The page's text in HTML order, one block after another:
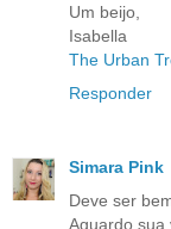
Um beijo,
Isabella
The Urban
Responder
Simara Pink
Deve ser
Aguardo sua